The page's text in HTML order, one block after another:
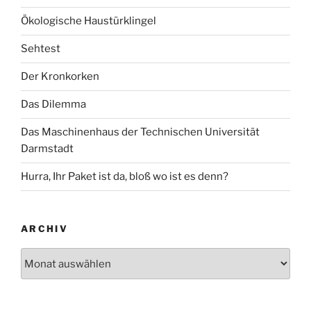
Ökologische Haustürklingel
Sehtest
Der Kronkorken
Das Dilemma
Das Maschinenhaus der Technischen Universität
Darmstadt
Hurra, Ihr Paket ist da, bloß wo ist es denn?
ARCHIV